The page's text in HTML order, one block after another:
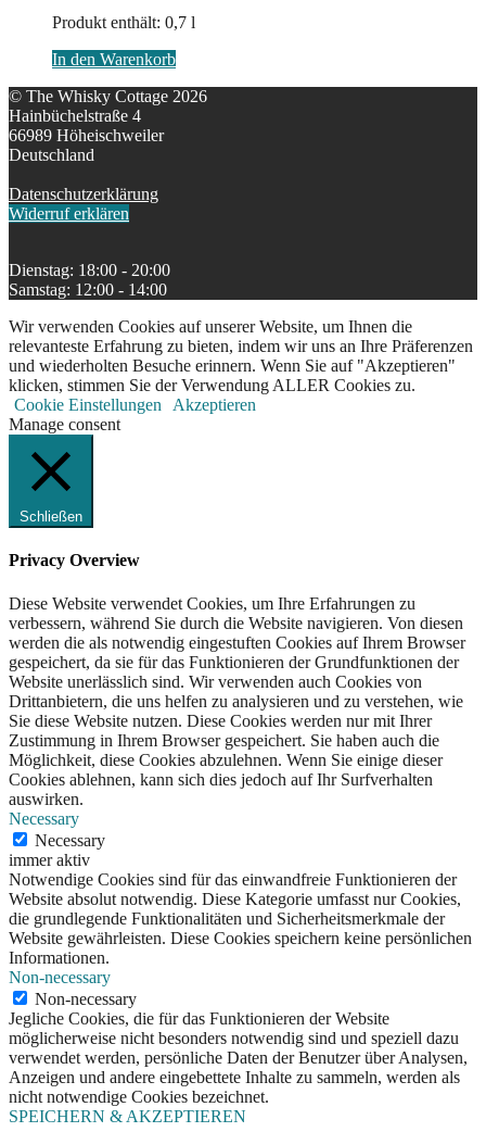
Produkt enthält: 0,7 l
In den Warenkorb
© The Whisky Cottage 2026
Hainbüchelstraße 4
66989 Höheischweiler
Deutschland
Datenschutzerklärung
Widerruf erklären
Dienstag: 18:00 - 20:00
Samstag: 12:00 - 14:00
Wir verwenden Cookies auf unserer Website, um Ihnen die
relevanteste Erfahrung zu bieten, indem wir uns an Ihre Präferenzen
und wiederholten Besuche erinnern. Wenn Sie auf "Akzeptieren"
klicken, stimmen Sie der Verwendung ALLER Cookies zu.
Cookie Einstellungen
Akzeptieren
Manage consent
Schließen
Privacy Overview
Diese Website verwendet Cookies, um Ihre Erfahrungen zu
verbessern, während Sie durch die Website navigieren. Von diesen
werden die als notwendig eingestuften Cookies auf Ihrem Browser
gespeichert, da sie für das Funktionieren der Grundfunktionen der
Website unerlässlich sind. Wir verwenden auch Cookies von
Drittanbietern, die uns helfen zu analysieren und zu verstehen, wie
Sie diese Website nutzen. Diese Cookies werden nur mit Ihrer
Zustimmung in Ihrem Browser gespeichert. Sie haben auch die
Möglichkeit, diese Cookies abzulehnen. Wenn Sie einige dieser
Cookies ablehnen, kann sich dies jedoch auf Ihr Surfverhalten
auswirken.
Necessary
Necessary
immer aktiv
Notwendige Cookies sind für das einwandfreie Funktionieren der
Website absolut notwendig. Diese Kategorie umfasst nur Cookies,
die grundlegende Funktionalitäten und Sicherheitsmerkmale der
Website gewährleisten. Diese Cookies speichern keine persönlichen
Informationen.
Non-necessary
Non-necessary
Jegliche Cookies, die für das Funktionieren der Website
möglicherweise nicht besonders notwendig sind und speziell dazu
verwendet werden, persönliche Daten der Benutzer über Analysen,
Anzeigen und andere eingebettete Inhalte zu sammeln, werden als
nicht notwendige Cookies bezeichnet.
SPEICHERN & AKZEPTIEREN